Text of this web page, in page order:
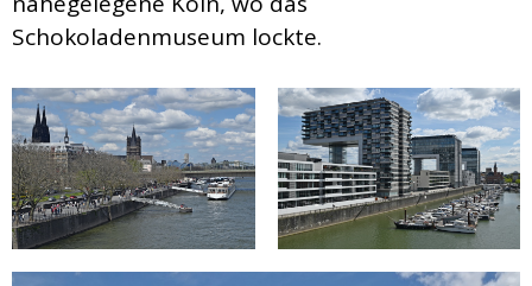
Schokoladenmuseum lockte.